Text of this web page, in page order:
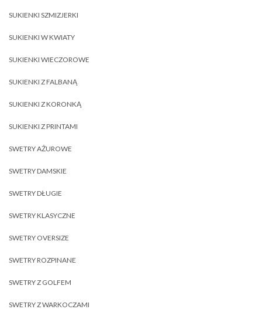
SUKIENKI SZMIZJERKI
SUKIENKI W KWIATY
SUKIENKI WIECZOROWE
SUKIENKI Z FALBANĄ
SUKIENKI Z KORONKĄ
SUKIENKI Z PRINTAMI
SWETRY AŻUROWE
SWETRY DAMSKIE
SWETRY DŁUGIE
SWETRY KLASYCZNE
SWETRY OVERSIZE
SWETRY ROZPINANE
SWETRY Z GOLFEM
SWETRY Z WARKOCZAMI